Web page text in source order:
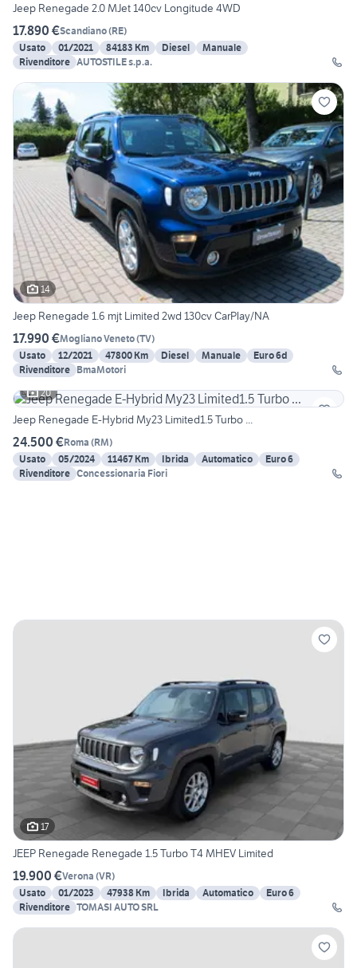
Jeep Renegade 2.0 MJet 140cv Longitude 4WD
17.890 €Scandiano(RE)
Usato
01/2021 84183 Km Diesel
Manuale
Rivenditore AUTOSTILE s.p.a.
14
Jeep Renegade 1.6 mjt Limited 2wd 130cv CarPlay/NA
17.990 €Mogliano Veneto(TV)
Usato
12/2021 47800 Km Diesel Manuale
Euro 6d
Rivenditore BmaMotori
20
Jeep Renegade E-Hybrid My23 Limited1.5 Turbo ...
24.500 €Roma (RM)
Usato
05/2024 11467 Km Ibrida Automatico
Euro 6
Rivenditore Concessionaria Fiori
17
JEEP Renegade Renegade 1.5 Turbo T4 MHEV Limited
19.900 €Verona (VR)
Usato
01/2023 47938 Km Ibrida Automatico
Euro 6
Rivenditore TOMASI AUTO SRL